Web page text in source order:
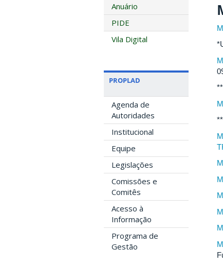
Anuário
PIDE
Vila Digital
PROPLAD
Agenda de
Autoridades
Institucional
Equipe
Legislações
Comissões e
Comitês
Acesso à
Informação
Programa de
Gestão